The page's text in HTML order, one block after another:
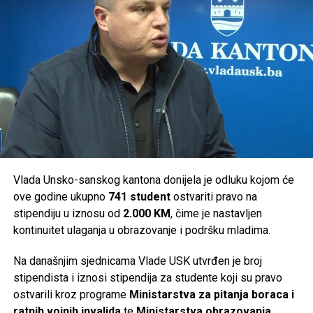
Bosanska Krupa –50.000 KM
50.000 KM
Bosanski Petrovac –36.000 KM
46.000 KM
Sanski Most –36.000 KM
Velika Kladuša – 36.000 KM
Ukupno je za podršku turističkim manifestacijama na
Share Post
Share
Tweet Share
Mail
Vlada Unsko-sanskog kantona donijela je odluku kojom će
ove godine ukupno 741 studentostvariti pravo na
stipendiju u iznosu od 2.000 KM, čime je nastavljen
kontinuitet ulaganja u obrazovanje i podršku mladima.
Na današnjim sjednicama Vlade USK utvrđen je broj
stipendista i iznosi stipendija za studente koji su pravo
ostvarili kroz programe Ministarstva za pitanja boraca i